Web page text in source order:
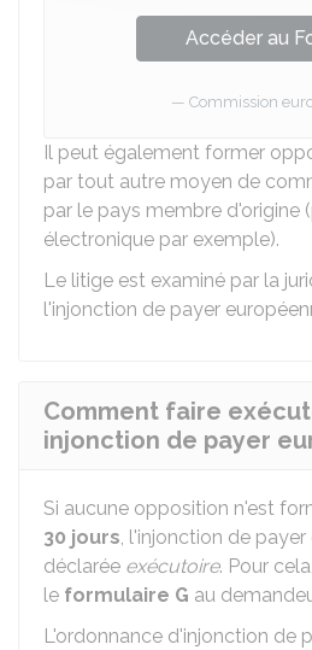
Accéder au
Commission
Il peut également former
par tout autre moyen de
par le pays membre d'origine
électronique par exemple).
Le litige est examiné par la
l'injonction de payer
Comment faire
injonction de payer
Si aucune opposition n'est
30 jours, l'injonction de
déclarée exécutoire. Pour
le formulaire G au
L'ordonnance d'injonction de